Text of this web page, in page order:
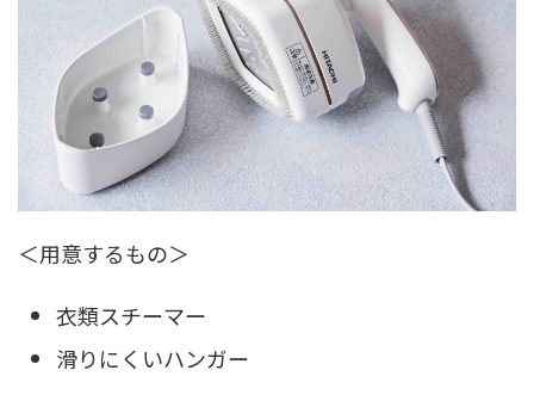
＜用意するもの＞
衣類スチーマー
滑りにくいハンガー